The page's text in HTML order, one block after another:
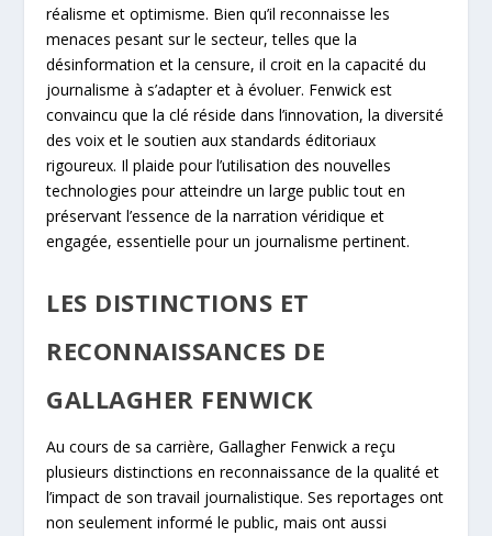
réalisme et optimisme. Bien qu’il reconnaisse les
menaces pesant sur le secteur, telles que la
désinformation et la censure, il croit en la capacité du
journalisme à s’adapter et à évoluer. Fenwick est
convaincu que la clé réside dans l’innovation, la diversité
des voix et le soutien aux standards éditoriaux
rigoureux. Il plaide pour l’utilisation des nouvelles
technologies pour atteindre un large public tout en
préservant l’essence de la narration véridique et
engagée, essentielle pour un journalisme pertinent.
LES DISTINCTIONS ET
RECONNAISSANCES DE
GALLAGHER FENWICK
Au cours de sa carrière, Gallagher Fenwick a reçu
plusieurs distinctions en reconnaissance de la qualité et
l’impact de son travail journalistique. Ses reportages ont
non seulement informé le public, mais ont aussi